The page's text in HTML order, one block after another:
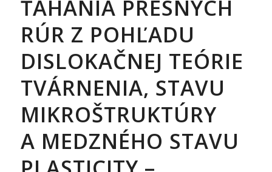
ŤAHANIA PRESNÝCH
RÚR Z POHĽADU
DISLOKAČNEJ TEÓRIE
TVÁRNENIA, STAVU
MIKROŠTRUKTÚRY
A MEDZNÉHO STAVU